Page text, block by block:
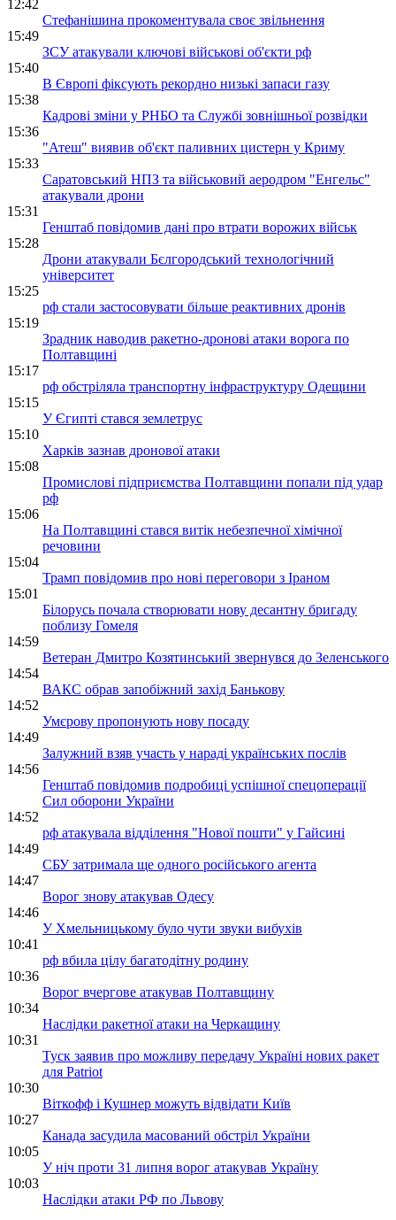
12:42
Стефанішина прокоментувала своє звільнення
15:49
ЗСУ атакували ключові військові об'єкти рф
15:40
В Європі фіксують рекордно низькі запаси газу
15:38
Кадрові зміни у РНБО та Службі зовнішньої розвідки
15:36
"Атеш" виявив об'єкт паливних цистерн у Криму
15:33
Саратовський НПЗ та військовий аеродром "Енгельс"
атакували дрони
15:31
Генштаб повідомив дані про втрати ворожих військ
15:28
Дрони атакували Бєлгородський технологічний
університет
15:25
рф стали застосовувати більше реактивних дронів
15:19
Зрадник наводив ракетно-дронові атаки ворога по
Полтавщині
15:17
рф обстріляла транспортну інфраструктуру Одещини
15:15
У Єгипті стався землетрус
15:10
Харків зазнав дронової атаки
15:08
Промислові підприємства Полтавщини попали під удар
рф
15:06
На Полтавщині стався витік небезпечної хімічної
речовини
15:04
Трамп повідомив про нові переговори з Іраном
15:01
Білорусь почала створювати нову десантну бригаду
поблизу Гомеля
14:59
Ветеран Дмитро Козятинський звернувся до Зеленського
14:54
ВАКС обрав запобіжний захід Банькову
14:52
Умєрову пропонують нову посаду
14:49
Залужний взяв участь у нараді українських послів
14:56
Генштаб повідомив подробиці успішної спецоперації
Сил оборони України
14:52
рф атакувала відділення "Нової пошти" у Гайсині
14:49
СБУ затримала ще одного російського агента
14:47
Ворог знову атакував Одесу
14:46
У Хмельницькому було чути звуки вибухів
10:41
рф вбила цілу багатодітну родину
10:36
Ворог вчергове атакував Полтавщину
10:34
Наслідки ракетної атаки на Черкащину
10:31
Туск заявив про можливу передачу Україні нових ракет
для Patriot
10:30
Віткофф і Кушнер можуть відвідати Київ
10:27
Канада засудила масований обстріл України
10:05
У ніч проти 31 липня ворог атакував Україну
10:03
Наслідки атаки РФ по Львову